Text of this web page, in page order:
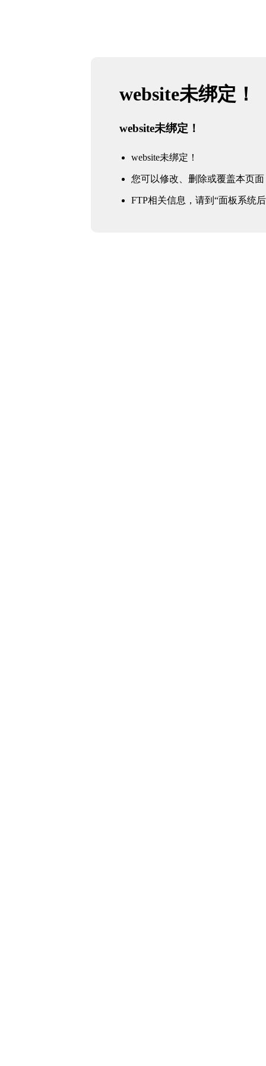
website未绑定！
website未绑定！
website未绑定！
您可以修改、删除或覆盖本页面
FTP相关信息，请到“面板系统